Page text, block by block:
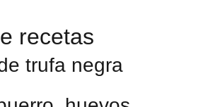
recetas
trufa negra